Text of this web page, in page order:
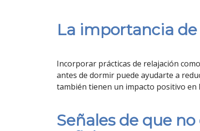
La importancia
Incorporar prácticas de relajación
antes de dormir puede ayudarte a
también tienen un impacto positivo
Señales de que